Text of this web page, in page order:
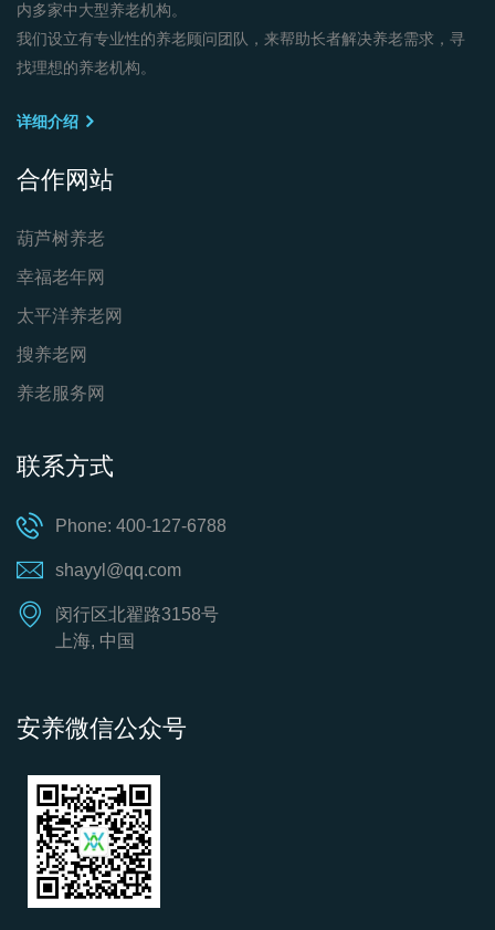
内多家中大型养老机构。
我们设立有专业性的养老顾问团队，来帮助长者解决养老需求，寻
找理想的养老机构。
详细介绍
合作网站
葫芦树养老
幸福老年网
太平洋养老网
搜养老网
养老服务网
联系方式
Phone: 400-127-6788
shayyl@qq.com
闵行区北翟路3158号
上海, 中国
安养微信公众号